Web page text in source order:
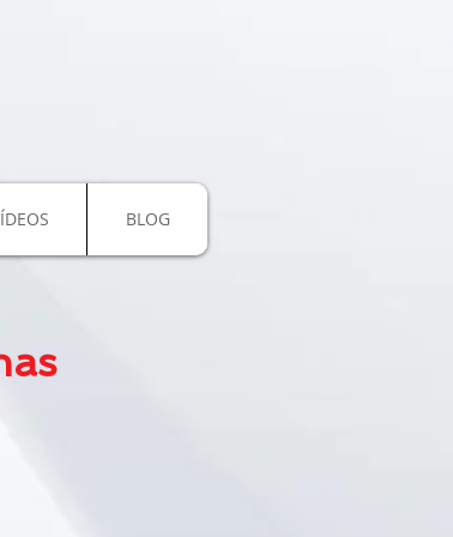
BLOG